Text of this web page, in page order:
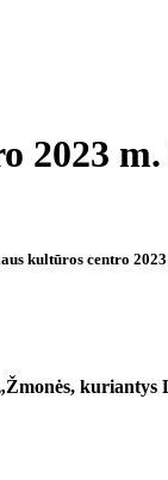
2023
kultūros centro
kuriantys